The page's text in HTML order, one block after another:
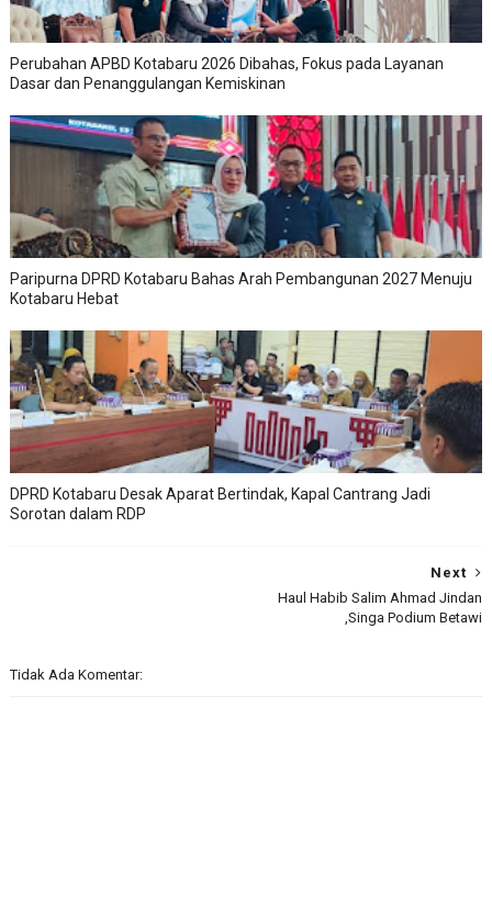
Perubahan APBD Kotabaru 2026 Dibahas, Fokus pada Layanan
Dasar dan Penanggulangan Kemiskinan
Paripurna DPRD Kotabaru Bahas Arah Pembangunan 2027 Menuju
Kotabaru Hebat
DPRD Kotabaru Desak Aparat Bertindak, Kapal Cantrang Jadi
Sorotan dalam RDP
Next
Haul Habib Salim Ahmad Jindan
,Singa Podium Betawi
Tidak Ada Komentar: